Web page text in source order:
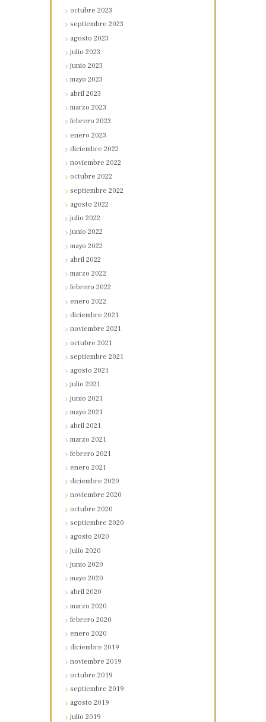
octubre2023
septiembre2023
agosto2023
julio2023
junio2023
mayo2023
abril2023
marzo2023
febrero2023
enero2023
diciembre2022
noviembre2022
octubre2022
septiembre2022
agosto2022
julio2022
junio2022
mayo2022
abril2022
marzo2022
febrero2022
enero2022
diciembre2021
noviembre2021
octubre2021
septiembre2021
agosto2021
julio2021
junio2021
mayo2021
abril2021
marzo2021
febrero2021
enero2021
diciembre2020
noviembre2020
octubre2020
septiembre2020
agosto2020
julio2020
junio2020
mayo2020
abril2020
marzo2020
febrero2020
enero2020
diciembre2019
noviembre2019
octubre2019
septiembre2019
agosto2019
julio2019